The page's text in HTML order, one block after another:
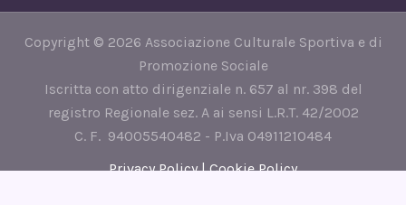
Copyright © 2026 Associazione Culturale Sportiva e di
Promozione Sociale
Iscritta con atto dirigenziale n. 657 al nr. 398 del
registro Regionale sez. A ai sensi L.R.T. 42/2002
C. F. 94005540482 - P.Iva 04911210484
Privacy Policy|Cookie Policy